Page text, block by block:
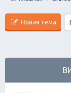
Новая тема